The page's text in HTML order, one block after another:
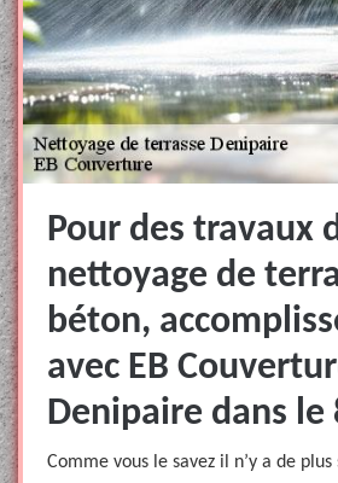
Pour des travaux
nettoyage de
béton,
avec EB
Denipaire dans le
Comme vous le savez il n’y a de